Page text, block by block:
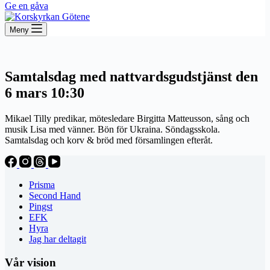
Ge en gåva
Meny
Samtalsdag med nattvardsgudstjänst den
6 mars 10:30
Mikael Tilly predikar, mötesledare Birgitta Matteusson, sång och
musik Lisa med vänner. Bön för Ukraina. Söndagsskola.
Samtalsdag och korv & bröd med församlingen efteråt.
Prisma
Second Hand
Pingst
EFK
Hyra
Jag har deltagit
Vår vision